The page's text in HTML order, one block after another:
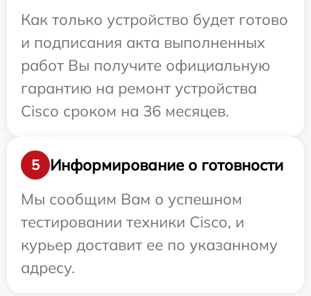
Как только устройство будет готово
и подписания акта выполненных
работ Вы получите официальную
гарантию на ремонт устройства
Cisco сроком на 36 месяцев.
5
Информирование о готовности
Мы сообщим Вам о успешном
тестировании техники Cisco, и
курьер доставит ее по указанному
адресу.